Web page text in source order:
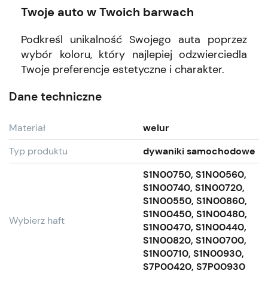
Twoje auto w Twoich barwach
Podkreśl unikalność Swojego auta poprzez
wybór koloru, który najlepiej odzwierciedla
Twoje preferencje estetyczne i charakter.
Dane techniczne
Materiał
welur
Typ produktu
dywaniki samochodowe
Wybierz haft
S1N00750, S1N00560,
S1N00740, S1N00720,
S1N00550, S1N00860,
S1N00450, S1N00480,
S1N00470, S1N00440,
S1N00820, S1N00700,
S1N00710, S1N00930,
S7P00420, S7P00930